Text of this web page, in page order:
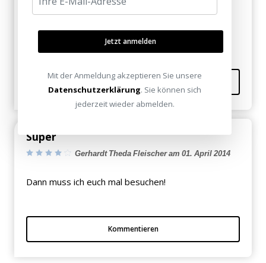
Heiko Switzer am 02. April 2014
Vielen Dank für die Hilfe...
Kommentieren
Super
Gerhardt Theda Fleischer am 01. April 2014
Dann muss ich euch mal besuchen!
Kommentieren
Jetzt anmelden
Mit der Anmeldung akzeptieren Sie unsere
Datenschutzerklärung. Sie können sich
jederzeit wieder abmelden.